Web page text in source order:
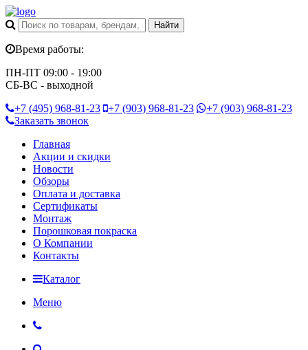
Время работы:
ПН-ПТ 09:00 - 19:00
СБ-ВС - выходной
+7 (495) 968-81-23 +7 (903) 968-81-23 +7 (903) 968-81-23
Заказать звонок
Главная
Акции и скидки
Новости
Обзоры
Оплата и доставка
Сертификаты
Монтаж
Порошковая покраска
О Компании
Контакты
Каталог
Меню